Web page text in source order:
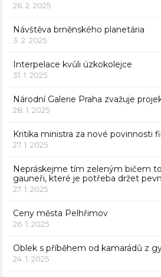
26. 2. 2025
Návštěva brněnského planetária
3. 2. 2025
Interpelace kvůli úzkokolejce
31. 1. 2025
Národní Galerie Praha zvažuje
28. 1. 2025
Kritika ministra za nové povinnosti
27. 1. 2025
Nepráskejme tím zeleným bičem
gauneři, které je potřeba držet
27. 1. 2025
Ceny města Pelhřimov
26. 1. 2025
Oblek s příběhem od kamarádů z
24. 1. 2025